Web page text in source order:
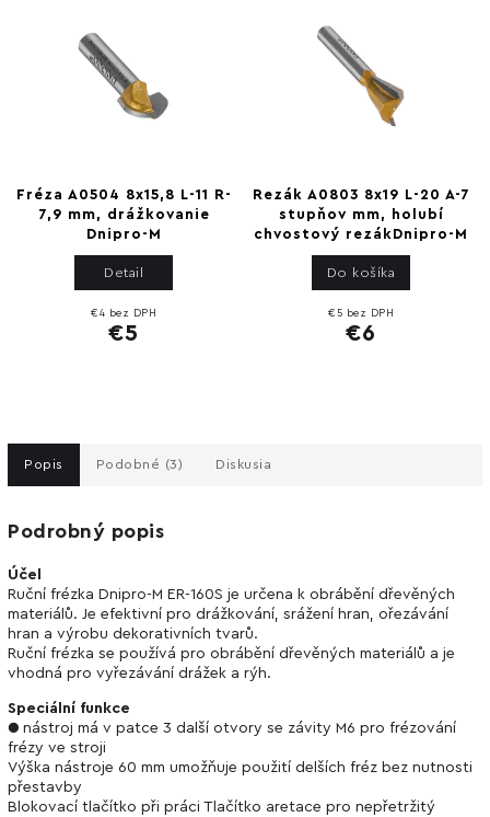
Popis Podobné (3) Diskusia
Podrobný popis
Účel
Ruční frézka Dnipro-M ER-160S je určena k obrábění dřevěných
materiálů. Je efektivní pro drážkování, srážení hran, ořezávání
hran a výrobu dekorativních tvarů.
Ruční frézka se používá pro obrábění dřevěných materiálů a je
vhodná pro vyřezávání drážek a rýh.
Speciální funkce
● nástroj má v patce 3 další otvory se závity M6 pro frézování
frézy ve stroji
Výška nástroje 60 mm umožňuje použití delších fréz bez nutnosti
přestavby
Blokovací tlačítko při práci Tlačítko aretace pro nepřetržitý
Fréza A0504 8x15,8 L-11 R-
7,9 mm, drážkovanie
Dnipro-M
€4 bez DPH
€5
Detail
Rezák A0803 8x19 L-20 A-7
stupňov mm, holubí
chvostový rezákDnipro-M
€5 bez DPH
€6
Do košíka